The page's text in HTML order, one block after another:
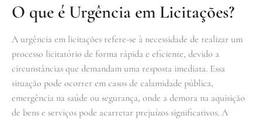
O que é Urgência em Licitações?
A urgência em licitações refere-se à necessidade de realizar um
processo licitatório de forma rápida e eficiente, devido a
circunstâncias que demandam uma resposta imediata. Essa
situação pode ocorrer em casos de calamidade pública,
emergência na saúde ou segurança, onde a demora na aquisição
de bens e serviços pode acarretar prejuízos significativos. A